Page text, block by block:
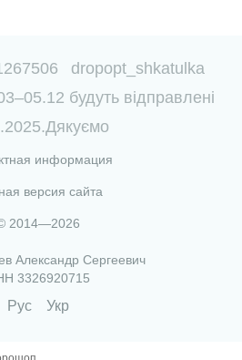
dropopt_shkatulka
будуть відправлені
информация
версия сайта
2014—2026
Александр Сергеевич
3326920715
Рус Укр